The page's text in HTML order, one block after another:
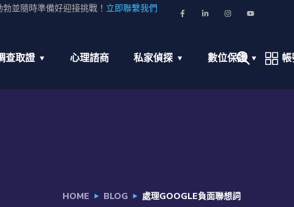
並隨時準備好迎接挑戰！ 立即聯繫我們
查取證 心理諮商 私家偵探 數位保護
HOME BLOG 處理GOOGLE負面聯想詞